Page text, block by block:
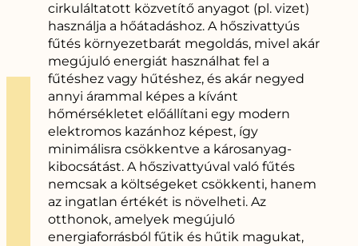
cirkuláltatott közvetítő anyagot (pl. vizet)
használja a hőátadáshoz. A hőszivattyús
fűtés környezetbarát megoldás, mivel akár
megújuló energiát használhat fel a
fűtéshez vagy hűtéshez, és akár negyed
annyi árammal képes a kívánt
hőmérsékletet előállítani egy modern
elektromos kazánhoz képest, így
minimálisra csökkentve a károsanyag-
kibocsátást. A hőszivattyúval való fűtés
nemcsak a költségeket csökkenti, hanem
az ingatlan értékét is növelheti. Az
otthonok, amelyek megújuló
energiaforrásból fűtik és hűtik magukat,